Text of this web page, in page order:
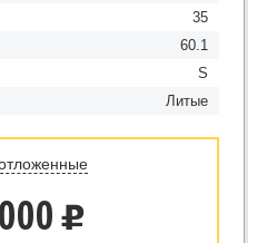
35
60.1
S
Литые
u